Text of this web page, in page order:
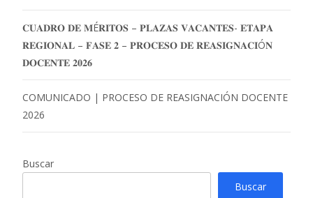
𝐂𝐔𝐀𝐃𝐑𝐎 𝐃𝐄 𝐌É𝐑𝐈𝐓𝐎𝐒 – 𝐏𝐋𝐀𝐙𝐀𝐒 𝐕𝐀𝐂𝐀𝐍𝐓𝐄𝐒- 𝐄𝐓𝐀𝐏𝐀
𝐑𝐄𝐆𝐈𝐎𝐍𝐀𝐋 – 𝐅𝐀𝐒𝐄 𝟐 – 𝐏𝐑𝐎𝐂𝐄𝐒𝐎 𝐃𝐄 𝐑𝐄𝐀𝐒𝐈𝐆𝐍𝐀𝐂𝐈Ó𝐍
𝐃𝐎𝐂𝐄𝐍𝐓𝐄 𝟐𝟎𝟐𝟔
COMUNICADO | PROCESO DE REASIGNACIÓN DOCENTE
2026
Buscar
Buscar